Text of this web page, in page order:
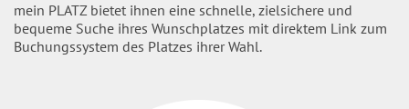
mein PLATZ bietet ihnen eine schnelle, zielsichere und
bequeme Suche ihres Wunschplatzes mit direktem Link zum
Buchungssystem des Platzes ihrer Wahl.